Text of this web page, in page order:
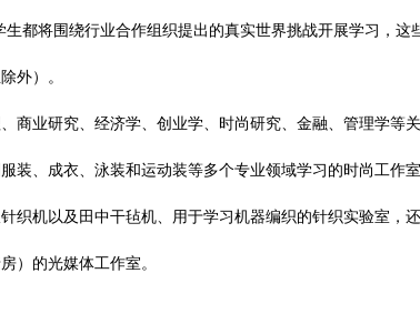
都将围绕行业合作组织提出的真实世界挑战开展学习，这
外）。
业研究、经济学、创业学、时尚研究、金融、管理学等关
装、成衣、泳装和运动装等多个专业领域学习的时尚工作
织机以及田中干毡机、用于学习机器编织的针织实验室，
）的光媒体工作室。